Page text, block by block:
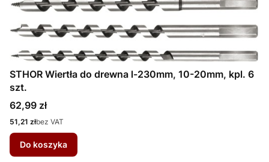
STHOR Wiertła do drewna l-230mm, 10-20mm, kpl. 6
szt.
Cena
62,99 zł
Cena
51,21 złbez VAT
Do koszyka